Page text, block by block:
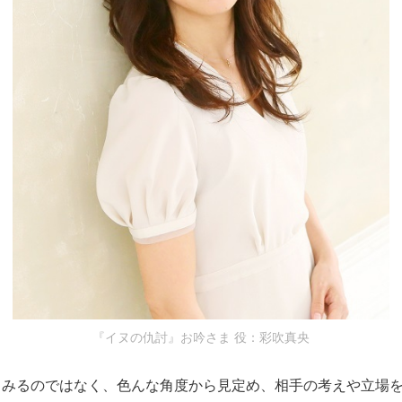
『イヌの仇討』お吟さま 役：彩吹真央
るのではなく、色んな角度から見定め、相手の考えや立場